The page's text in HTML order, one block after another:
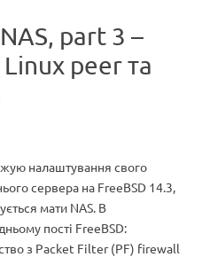
part 3 –
peer та
налаштування свого
сервера на FreeBSD 14.3,
мати NAS. В
пості FreeBSD:
з Packet Filter (PF) firewall